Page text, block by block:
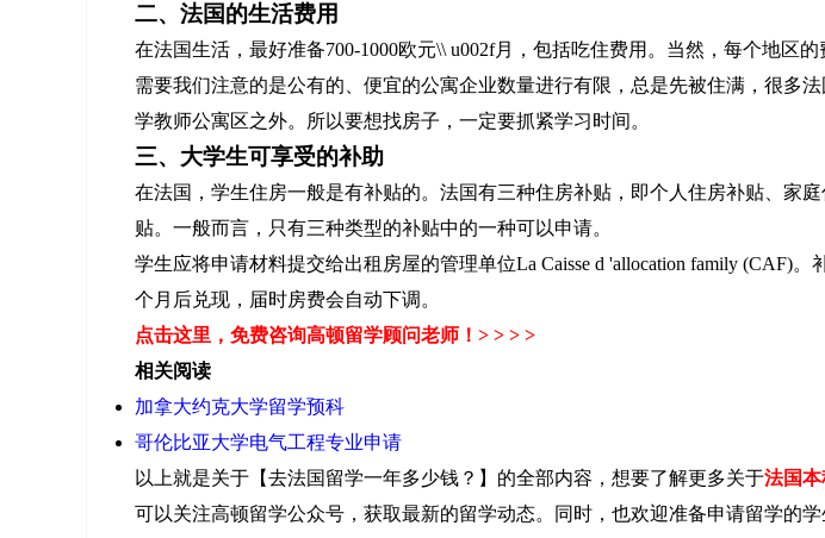
二、法国的生活费用
在法国生活，最好准备700-1000欧元\\ u002f月，包括吃住费用。当然，每个地区的
需要我们注意的是公有的、便宜的公寓企业数量进行有限，总是先被住满，很多
学教师公寓区之外。所以要想找房子，一定要抓紧学习时间。
三、大学生可享受的补助
在法国，学生住房一般是有补贴的。法国有三种住房补贴，即个人住房补贴、家
贴。一般而言，只有三种类型的补贴中的一种可以申请。
学生应将申请材料提交给出租房屋的管理单位La Caisse d 'allocation family (CAF)
个月后兑现，届时房费会自动下调。
点击这里 ，免费咨询高顿留学顾问老师！> > > >
相关阅读
加拿大约克大学留学预科
哥伦比亚大学电气工程专业申请
以上就是关于【去法国留学一年多少钱？】的全部内容，想要了解更多关于法国
可以关注高顿留学公众号，获取最新的留学动态。同时，也欢迎准备申请留学的